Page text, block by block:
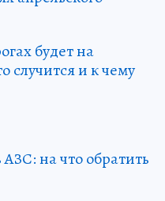
будет на
случится и к чему
на что обратить